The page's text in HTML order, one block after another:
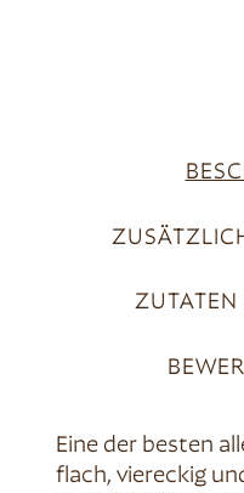
ZUTATEN
Eine der besten
flach, viereckig